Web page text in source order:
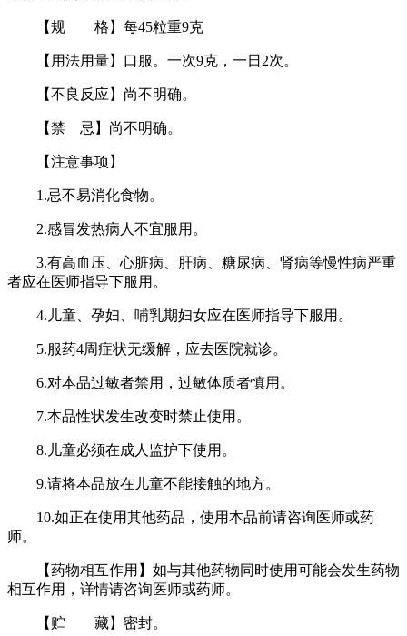
【规 格】每45粒重9克
【用法用量】口服。一次9克，一日2次。
【不良反应】尚不明确。
【禁 忌】尚不明确。
【注意事项】
1.忌不易消化食物。
2.感冒发热病人不宜服用。
3.有高血压、心脏病、肝病、糖尿病、肾病等慢性病严重
者应在医师指导下服用。
4.儿童、孕妇、哺乳期妇女应在医师指导下服用。
5.服药4周症状无缓解，应去医院就诊。
6.对本品过敏者禁用，过敏体质者慎用。
7.本品性状发生改变时禁止使用。
8.儿童必须在成人监护下使用。
9.请将本品放在儿童不能接触的地方。
10.如正在使用其他药品，使用本品前请咨询医师或药
师。
【药物相互作用】如与其他药物同时使用可能会发生药物
相互作用，详情请咨询医师或药师。
【贮 藏】密封。